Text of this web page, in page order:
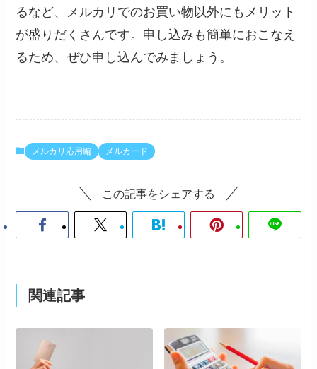
るなど、メルカリでのお買い物以外にもメリット
が盛りだくさんです。申し込みも簡単におこなえ
るため、ぜひ申し込んでみましょう。
メルカリ応用編 メルカード
この記事をシェアする
関連記事